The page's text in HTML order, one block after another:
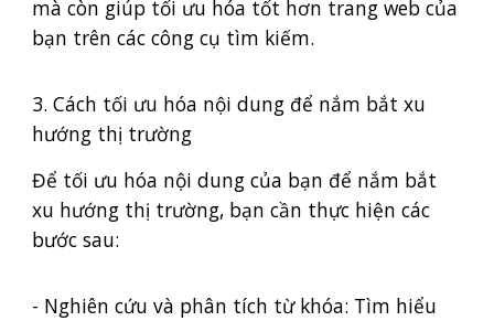
mà còn giúp tối ưu hóa tốt hơn trang web của
bạn trên các công cụ tìm kiếm.
3. Cách tối ưu hóa nội dung để nắm bắt xu
hướng thị trường
Để tối ưu hóa nội dung của bạn để nắm bắt
xu hướng thị trường, bạn cần thực hiện các
bước sau:
- Nghiên cứu và phân tích từ khóa: Tìm hiểu